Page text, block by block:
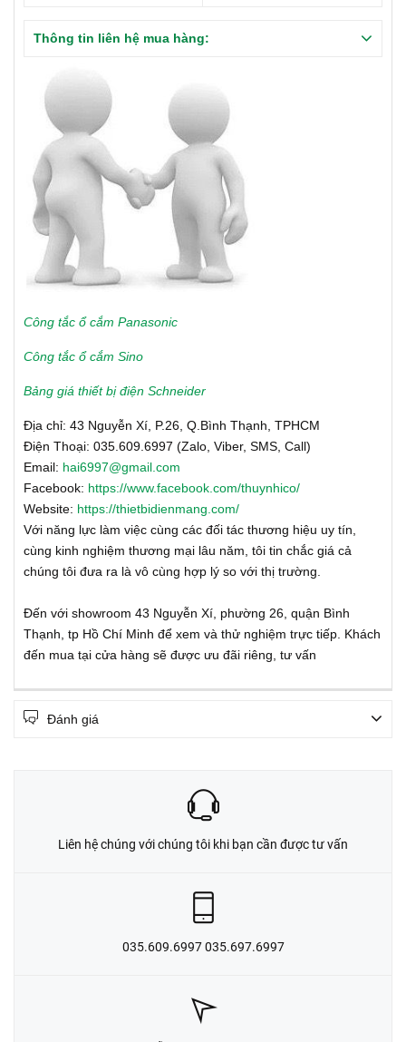
Thông tin liên hệ mua hàng:
Công tắc ổ cắm Panasonic
Công tắc ổ cắm Sino
Bảng giá thiết bị điện Schneider
Địa chỉ: 43 Nguyễn Xí, P.26, Q.Bình Thạnh, TPHCM
Điện Thoại: 035.609.6997 (Zalo, Viber, SMS, Call)
Email: hai6997@gmail.com
Facebook: https://www.facebook.com/thuynhico/
Website: https://thietbidienmang.com/
Với năng lực làm việc cùng các đối tác thương hiệu uy tín,
cùng kinh nghiệm thương mại lâu năm, tôi tin chắc giá cả
chúng tôi đưa ra là vô cùng hợp lý so với thị trường.
Đến với showroom 43 Nguyễn Xí, phường 26, quận Bình
Thạnh, tp Hồ Chí Minh để xem và thử nghiệm trực tiếp. Khách
đến mua tại cửa hàng sẽ được ưu đãi riêng, tư vấn
Đánh giá
Liên hệ chúng với chúng tôi khi bạn cần được tư vấn
035.609.6997 035.697.6997